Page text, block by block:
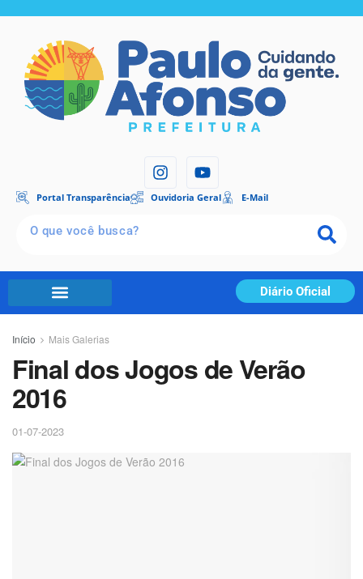
Portal Transparência Ouvidoria Geral E-Mail
Diário Oficial
Início Mais Galerias
Final dos Jogos de Verão
2016
01-07-2023